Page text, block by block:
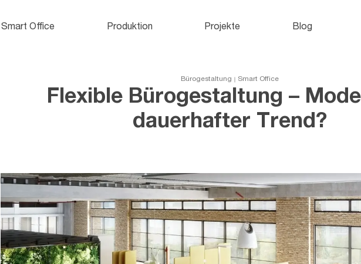
Smart Office Produktion Projekte Blog
fürs Büro
Büroschränke
Bürogestaltung Smart Office
Flexible Bürogestaltung –
dauerhafter Trend?